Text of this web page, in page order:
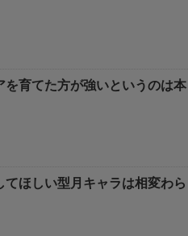
を育てた方が強いというのは本
てほしい型月キャラは相変わら